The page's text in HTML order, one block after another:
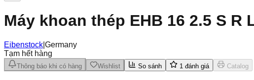
Máy khoan thép EHB 16 2.5 S R
Eibenstock Germany
Tạm hết hàng
Thông báo khi có hàng Wishlist So sánh 1 đánh giá Catalog